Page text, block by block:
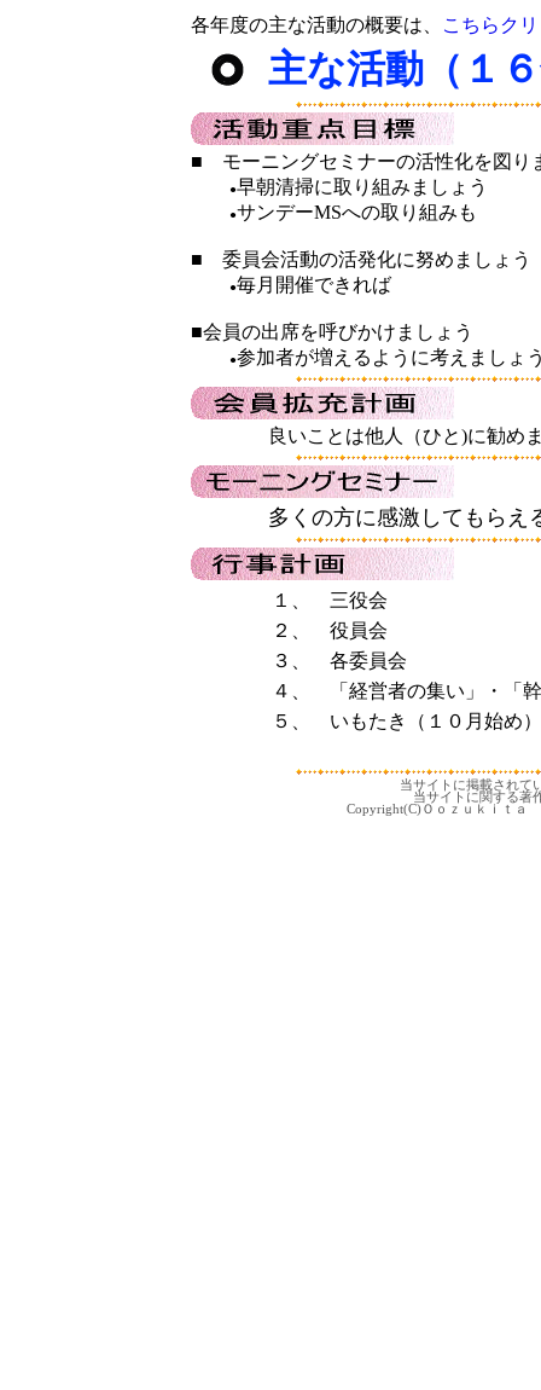
各年度の主な活動の概要は、 こちらク
主な活動（１
■ モーニングセミナーの活性化を図り
●早朝清掃に取り組みましょう
●サンデーMSへの取り組みも
■ 委員会活動の活発化に努めましょう
●毎月開催できれば
■会員の出席を呼びかけましょう
●参加者が増えるように考えましょ
良いことは他人（ひと)に勧め
多くの方に感激してもらえ
１、 三役会
２、 役員会
３、 各委員会
４、 「経営者の集い」・「
５、 いもたき（１０月始め
当サイトに掲載されて
当サイトに関する著
Copyright(C)Ｏｏｚｕｋｉｔａ